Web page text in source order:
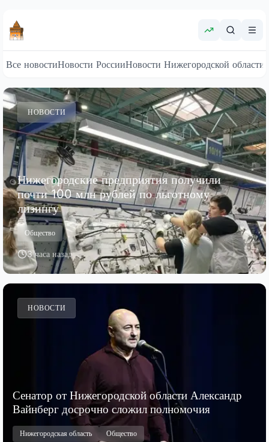
Все новостиНовости РоссииНовости Нижегородской области
НОВОСТИ
Нижегородские предприятия получили
почти 100 млн рублей по льготному
лизингу
Общество
3 часа назад
НОВОСТИ
Сенатор от Нижегородской области Александр
Вайнберг досрочно сложил полномочия
Нижегородская область Общество